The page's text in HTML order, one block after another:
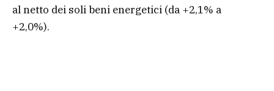
al netto dei soli beni energetici (da +2,1% a
+2,0%).